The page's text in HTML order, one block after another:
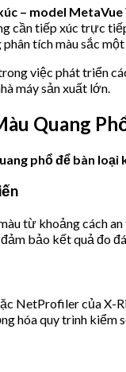
– model MetaVue
cần tiếp xúc trực
tích màu sắc
việc phát triển
máy sản xuất lớn.
Quang
phổ để bàn loại
từ khoảng cách
bảo kết quả đo
NetProfiler của X-
hóa quy trình kiểm